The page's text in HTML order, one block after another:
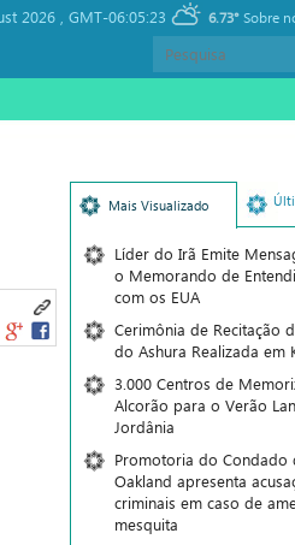
2026 , GMT-06:05:23 6.73°Sobre
Mais Visualizado
Líder do Irã Emite
o Memorando de
com os EUA
Cerimônia de Recitação
do Ashura Realizada em
3.000 Centros de
Alcorão para o Verão
Jordânia
Promotoria do Condado
Oakland apresenta
criminais em caso de
mesquita